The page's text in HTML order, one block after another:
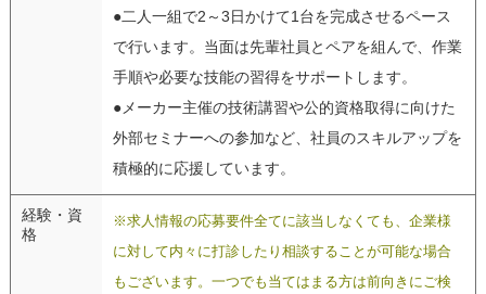
●二人一組で2～3日かけて1台を完成させるペース
で行います。当面は先輩社員とペアを組んで、作業
手順や必要な技能の習得をサポートします。
●メーカー主催の技術講習や公的資格取得に向けた
外部セミナーへの参加など、社員のスキルアップを
積極的に応援しています。
経験・資
格
※求人情報の応募要件全てに該当しなくても、企業様
に対して内々に打診したり相談することが可能な場合
もございます。一つでも当てはまる方は前向きにご検